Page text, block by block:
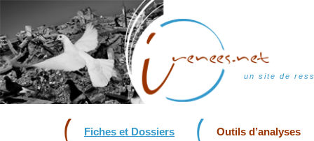
un site de
Fiches et Dossiers Outils d’analyses